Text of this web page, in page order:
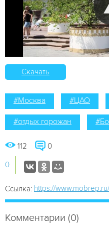
Скачать
#Москва #ЦАО
#отдых горожан
112 0
0
Ссылка: https://
Комментарии (0)